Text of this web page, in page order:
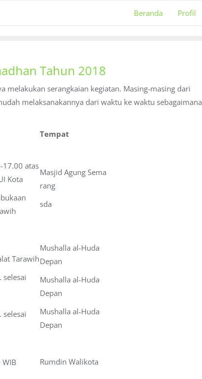
Beranda Profil
Tahun 2018
melakukan serangkaian kegiatan. Masing-masing dari
melaksanakannya dari waktu ke waktu sebagaimana
Tempat
17.00 atas
Kota
Masjid Agung Sema
rang
sda
Tarawih
selesai
selesai
Mushalla al-Huda
Depan
Mushalla al-Huda
Depan
Mushalla al-Huda
Depan
WIB Rumdin Walikota